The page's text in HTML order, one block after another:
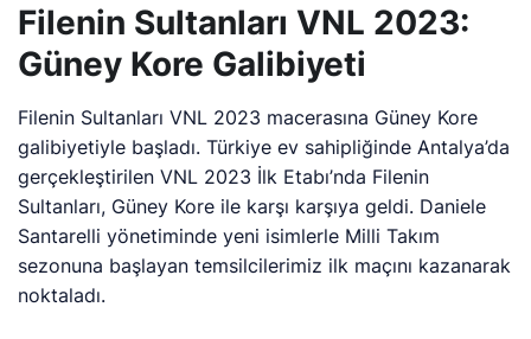
Filenin Sultanları VNL 2023:
Güney Kore Galibiyeti
Filenin Sultanları VNL 2023 macerasına Güney Kore
galibiyetiyle başladı. Türkiye ev sahipliğinde Antalya’da
gerçekleştirilen VNL 2023 İlk Etabı’nda Filenin
Sultanları, Güney Kore ile karşı karşıya geldi. Daniele
Santarelli yönetiminde yeni isimlerle Milli Takım
sezonuna başlayan temsilcilerimiz ilk maçını kazanarak
noktaladı.